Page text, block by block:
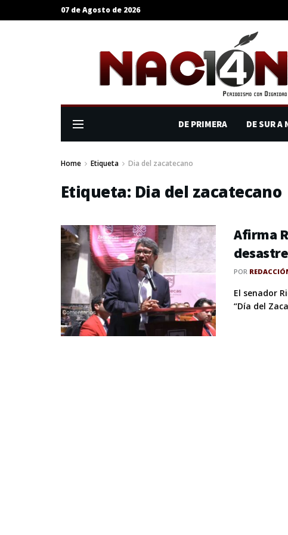
07 de Agosto de 2026
DE PRIMERA DE SUR A
Home Etiqueta Dia del zacatecano
Etiqueta: Dia del zacatecano
Afirma
POR
El senador
“Día del